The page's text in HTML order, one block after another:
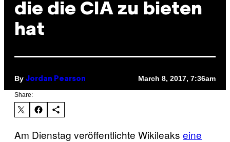
die die CIA zu bieten
hat
By Jordan Pearson March 8, 2017, 7:36am
Share:
Am Dienstag veröffentlichte Wikileaks eine